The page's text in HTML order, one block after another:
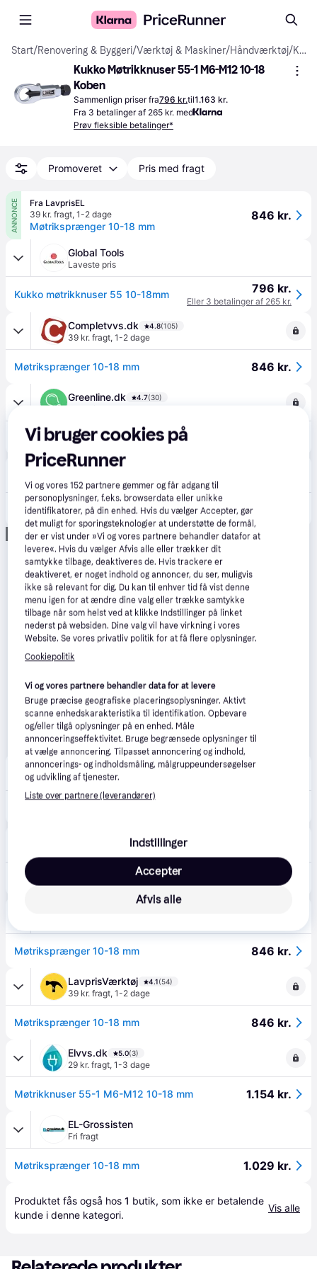
Start/Renovering & Byggeri/Værktøj & Maskiner/Håndværktøj/ Koben
Kukko Møtrikknuser 55-1 M6-M12 10-18
Koben
Sammenlign priser fra796 kr.til1.163 kr.
Fra 3 betalinger af 265 kr. med
Prøv fleksible betalinger*
Promoveret Pris med fragt
ANNONCE
Fra LavprisEL
39 kr. fragt, 1-2 dage
Møtriksprænger 10-18 mm
846 kr.
Global Tools
Laveste pris
Kukko møtrikknuser 55 10-18mm 796 kr.
Eller 3 betalinger af 265 kr.
Completvvs.dk 4.8(105)
39 kr. fragt, 1-2 dage
Møtriksprænger 10-18 mm 846 kr.
Greenline.dk 4.7(30)
Møtriksprænger 10-18 mm
Lavprisvvs.dk
39 kr. fragt ,1-2 dage
Møtriksprænger 10-18 mm 846 kr.
Annonce
BilligVVS 4.6(55)
39 kr. fragt,1-2 dage
4.5(134)
1-2 dage
Møtriksprænger 10-18 mm 846 kr.
Møtriksprænger 10-18 mm 846 kr.
LavprisVærktøj 4.1(54)
39 kr. fragt, 1-2 dage
Møtriksprænger 10-18 mm 846 kr.
Elvvs.dk 5.0(3)
29 kr. fragt, 1-3 dage
Møtrikknuser 55-1 M6-M12 10-18 mm 1.154 kr.
EL-Grossisten
Fri fragt
Møtriksprænger 10-18 mm 1.029 kr.
Produktet fås også hos 1 butik, som ikke er betalende
kunde i denne kategori.
Vis alle
Vi bruger cookies på
PriceRunner
Vi og vores152 partnere gemmer og får adgang til
personoplysninger, f.eks. browserdata eller unikke
identifikatorer, på din enhed. Hvis du vælger Accepter, gør
det muligt for sporingsteknologier at understøtte de formål,
der er vist under »Vi og vores partnere behandler datafor at
levere«. Hvis du vælger Afvis alle eller trækker dit
samtykke tilbage, deaktiveres de. Hvis trackere er
deaktiveret, er noget indhold og annoncer, du ser, muligvis
ikke så relevant for dig. Du kan til enhver tid få vist denne
menu igen for at ændre dine valg eller trække samtykke
tilbage når som helst ved at klikke Indstillinger på linket
nederst på websiden. Dine valg vil have virkning i vores
Website. Se vores privatliv politik for at få flere oplysninger.
Cookiepolitik
Vi og vores partnere behandler data for at levere
Bruge præcise geografiske placeringsoplysninger. Aktivt
scanne enhedskarakteristika til identifikation. Opbevare
og/eller tilgå oplysninger på en enhed. Måle
annonceringseffektivitet. Bruge begrænsede oplysninger til
at vælge annoncering. Tilpasset annoncering og indhold,
annoncerings- og indholdsmåling, målgruppeundersøgelser
og udvikling af tjenester.
Liste over partnere (leverandører)
Indstillinger
Afvis alle
Accepter